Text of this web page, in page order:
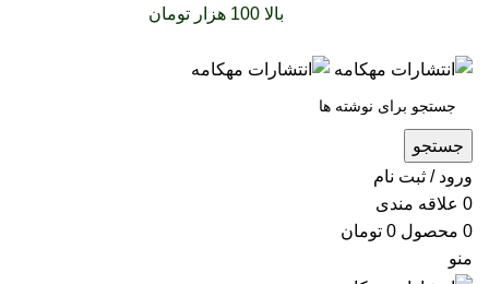
بالا 100 هزار تومان
جستجو
ورود / ثبت نام
0 علاقه مندی
0 محصول 0 تومان
منو